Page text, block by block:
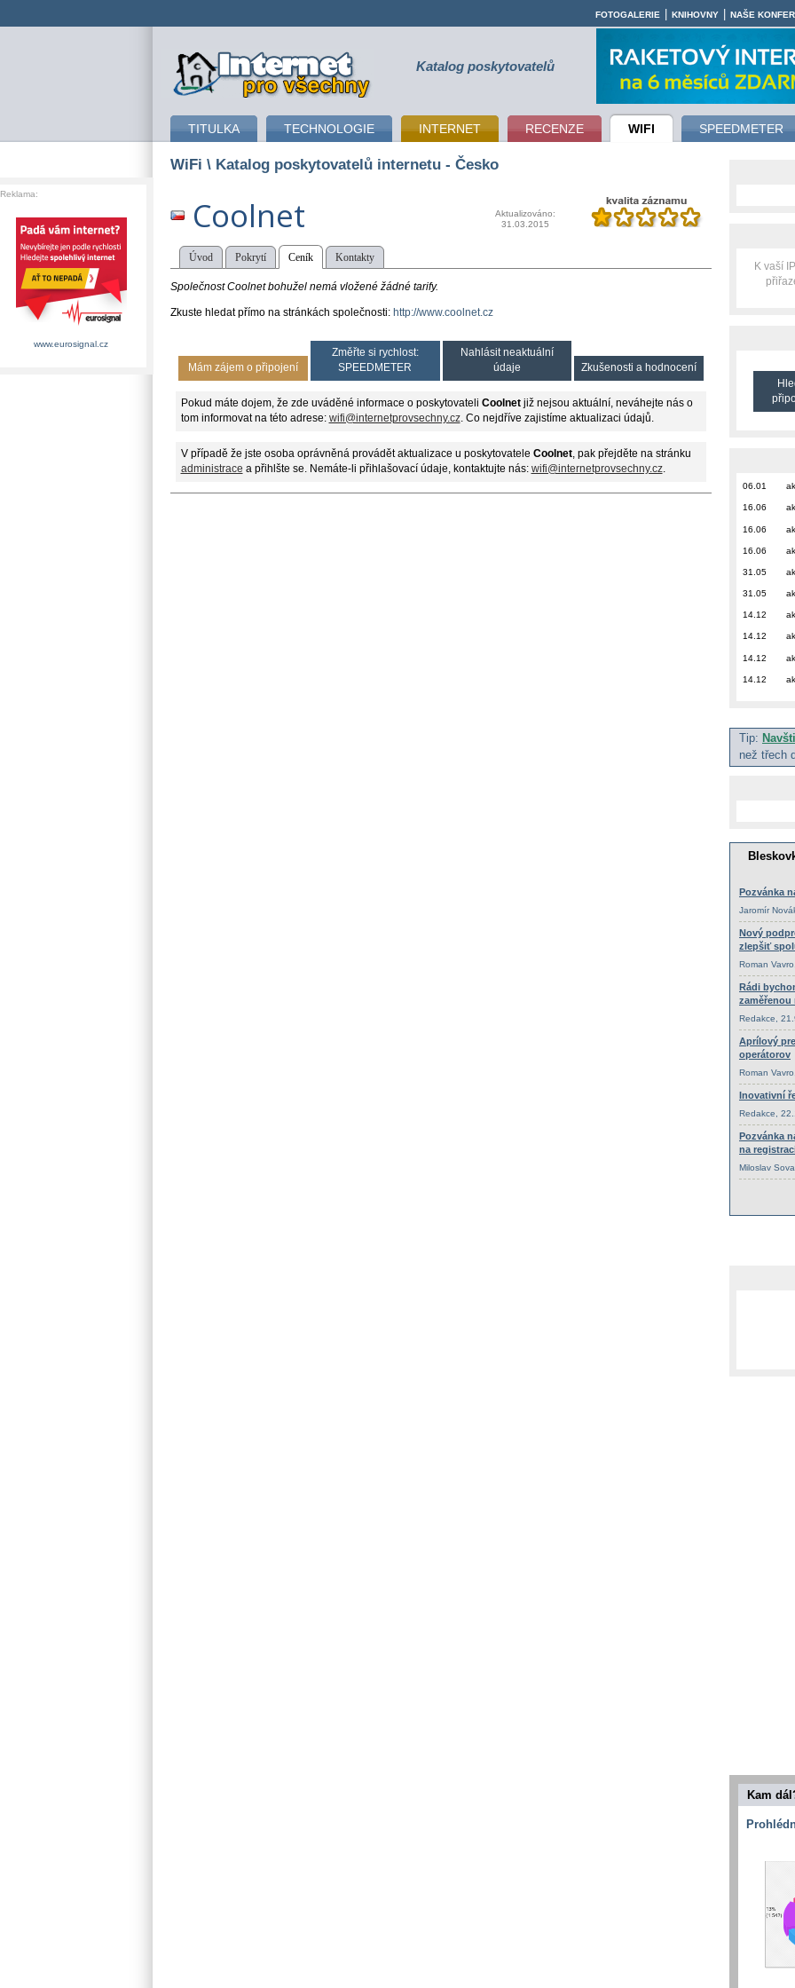
připojení k internetu Katalog poskytovatelů
TITULKA TECHNOLOGIE INTERNET RECENZE WIFI SPEEDMETER
FOTOGALERIE KNIHOVNY NAŠE
WiFi \ Katalog poskytovatelů internetu - Česko
Coolnet
Aktualizováno:
31.03.2015
Úvod Pokrytí Ceník Kontakty
Společnost Coolnet bohužel nemá vložené žádné tarify.
Zkuste hledat přímo na stránkách společnosti: http://www.coolnet.cz
Mám zájem o připojení
Změřte si rychlost:
SPEEDMETER
Nahlásit neaktuální
údaje
Zkušenosti a hodnocení
Pokud máte dojem, že zde uváděné informace o poskytovateli Coolnetjiž nejsou aktuální, neváhejte nás o
tom informovat na této adrese: wifi@internetprovsechny.cz. Co nejdříve zajistíme aktualizaci údajů.
V případě že jste osoba oprávněná provádět aktualizace u poskytovatele Coolnet, pak přejděte na stránku
administrace a přihlšte se. Nemáte-li přihlašovací údaje, kontaktujte nás: wifi@internetprovsechny.cz.
K vaší
06.01
16.06
16.06
16.06
31.05
31.05
14.12
14.12
14.12
14.12
Tip:
než třech
Kam
Reklama:
www.eurosignal.cz